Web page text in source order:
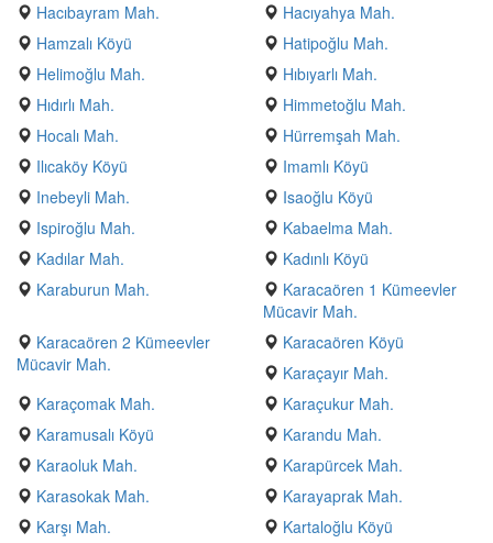
Hacıbayram Mah.
Hacıyahya Mah.
Hamzalı Köyü
Hatipoğlu Mah.
Helimoğlu Mah.
Hıbıyarlı Mah.
Hıdırlı Mah.
Himmetoğlu Mah.
Hocalı Mah.
Hürremşah Mah.
Ilıcaköy Köyü
Imamlı Köyü
Inebeyli Mah.
Isaoğlu Köyü
Ispiroğlu Mah.
Kabaelma Mah.
Kadılar Mah.
Kadınlı Köyü
Karaburun Mah.
Karacaören 1 Kümeevler
Mücavir Mah.
Karacaören 2 Kümeevler
Mücavir Mah.
Karacaören Köyü
Karaçayır Mah.
Karaçomak Mah.
Karaçukur Mah.
Karamusalı Köyü
Karandu Mah.
Karaoluk Mah.
Karapürcek Mah.
Karasokak Mah.
Karayaprak Mah.
Karşı Mah.
Kartaloğlu Köyü